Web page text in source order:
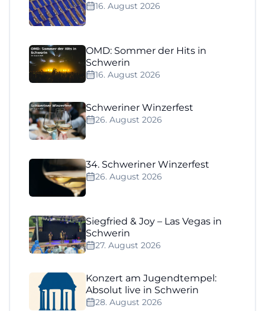
16. August 2026
OMD: Sommer der Hits in
Schwerin
16. August 2026
Schweriner Winzerfest
26. August 2026
34. Schweriner Winzerfest
26. August 2026
Siegfried & Joy – Las Vegas in
Schwerin
27. August 2026
Konzert am Jugendtempel:
Absolut live in Schwerin
28. August 2026